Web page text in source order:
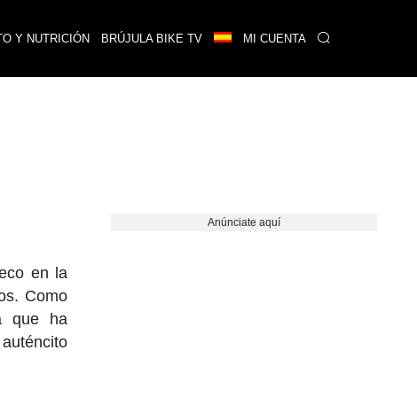
Y NUTRICIÓN BRÚJULA BIKE TV MI CUENTA
en la
Como
que ha
Anúnciate aquí